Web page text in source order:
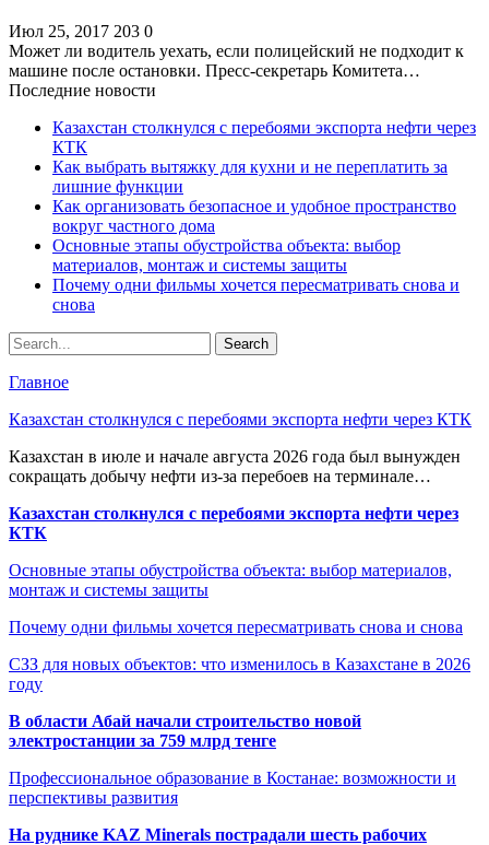
Июл 25, 2017 203 0
Может ли водитель уехать, если полицейский не подходит к
машине после остановки. Пресс-секретарь Комитета…
Последние новости
Казахстан столкнулся с перебоями экспорта нефти через
КТК
Как выбрать вытяжку для кухни и не переплатить за
лишние функции
Как организовать безопасное и удобное пространство
вокруг частного дома
Основные этапы обустройства объекта: выбор
материалов, монтаж и системы защиты
Почему одни фильмы хочется пересматривать снова и
снова
Главное
Казахстан столкнулся с перебоями экспорта нефти через КТК
Казахстан в июле и начале августа 2026 года был вынужден
сокращать добычу нефти из-за перебоев на терминале…
Казахстан столкнулся с перебоями экспорта нефти через
КТК
Основные этапы обустройства объекта: выбор материалов,
монтаж и системы защиты
Почему одни фильмы хочется пересматривать снова и снова
СЗЗ для новых объектов: что изменилось в Казахстане в 2026
году
В области Абай начали строительство новой
электростанции за 759 млрд тенге
Профессиональное образование в Костанае: возможности и
перспективы развития
На руднике KAZ Minerals пострадали шесть рабочих